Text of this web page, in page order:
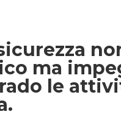
ma
le